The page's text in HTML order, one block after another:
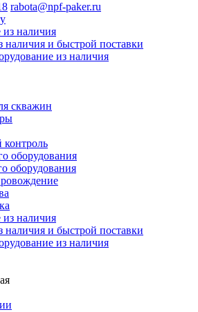
rabota@npf-paker.ru
наличия и быстрой поставки
скважин
оборудования
оборудования
наличия и быстрой поставки